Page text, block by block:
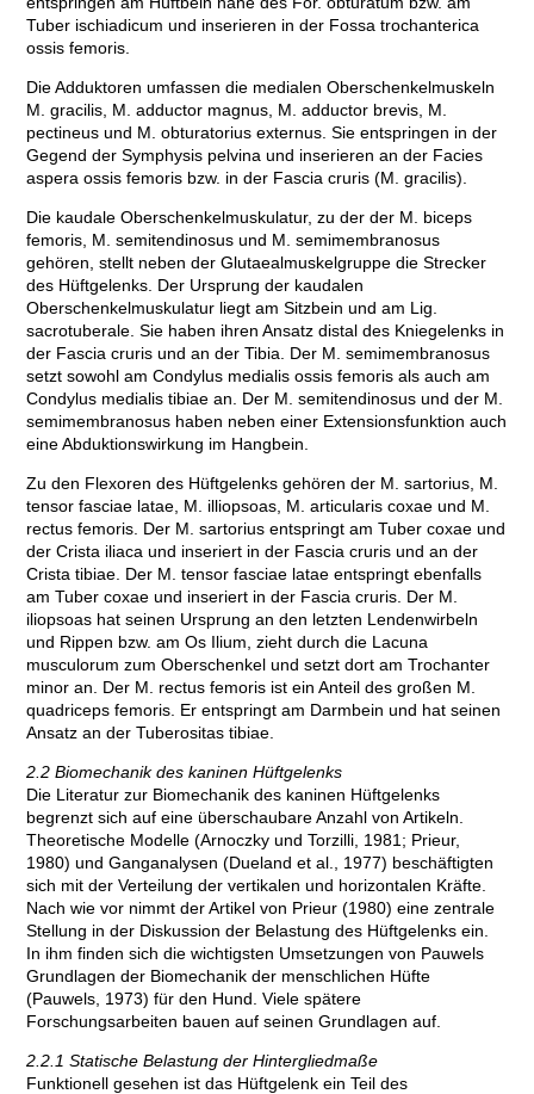
Tuber ischiadicum und inserieren in der Fossa trochanterica
ossis femoris.
Die Adduktoren umfassen die medialen Oberschenkelmuskeln
M. gracilis, M. adductor magnus, M. adductor brevis, M.
pectineus und M. obturatorius externus. Sie entspringen in der
Gegend der Symphysis pelvina und inserieren an der Facies
aspera ossis femoris bzw. in der Fascia cruris (M. gracilis).
Die kaudale Oberschenkelmuskulatur, zu der der M. biceps
femoris, M. semitendinosus und M. semimembranosus
gehören, stellt neben der Glutaealmuskelgruppe die Strecker
des Hüftgelenks. Der Ursprung der kaudalen
Oberschenkelmuskulatur liegt am Sitzbein und am Lig.
sacrotuberale. Sie haben ihren Ansatz distal des Kniegelenks in
der Fascia cruris und an der Tibia. Der M. semimembranosus
setzt sowohl am Condylus medialis ossis femoris als auch am
Condylus medialis tibiae an. Der M. semitendinosus und der M.
semimembranosus haben neben einer Extensionsfunktion auch
eine Abduktionswirkung im Hangbein.
Zu den Flexoren des Hüftgelenks gehören der M. sartorius, M.
tensor fasciae latae, M. illiopsoas, M. articularis coxae und M.
rectus femoris. Der M. sartorius entspringt am Tuber coxae und
der Crista iliaca und inseriert in der Fascia cruris und an der
Crista tibiae. Der M. tensor fasciae latae entspringt ebenfalls
am Tuber coxae und inseriert in der Fascia cruris. Der M.
iliopsoas hat seinen Ursprung an den letzten Lendenwirbeln
und Rippen bzw. am Os Ilium, zieht durch die Lacuna
musculorum zum Oberschenkel und setzt dort am Trochanter
minor an. Der M. rectus femoris ist ein Anteil des großen M.
quadriceps femoris. Er entspringt am Darmbein und hat seinen
Ansatz an der Tuberositas tibiae.
2.2 Biomechanik des kaninen Hüftgelenks
Die Literatur zur Biomechanik des kaninen Hüftgelenks
begrenzt sich auf eine überschaubare Anzahl von Artikeln.
Theoretische Modelle (Arnoczky und Torzilli, 1981; Prieur,
1980) und Ganganalysen (Dueland et al., 1977) beschäftigten
sich mit der Verteilung der vertikalen und horizontalen Kräfte.
Nach wie vor nimmt der Artikel von Prieur (1980) eine zentrale
Stellung in der Diskussion der Belastung des Hüftgelenks ein.
In ihm finden sich die wichtigsten Umsetzungen von Pauwels
Grundlagen der Biomechanik der menschlichen Hüfte
(Pauwels, 1973) für den Hund. Viele spätere
Forschungsarbeiten bauen auf seinen Grundlagen auf.
2.2.1 Statische Belastung der Hintergliedmaße
Funktionell gesehen ist das Hüftgelenk ein Teil des